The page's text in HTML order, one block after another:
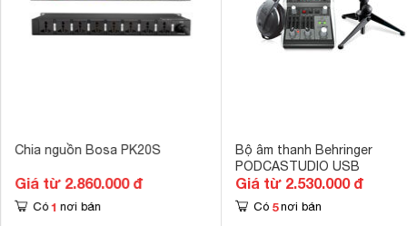
Chia nguồn Bosa PK20S
Giá từ 2.860.000 đ
Có 1 nơi bán
Bộ âm thanh Behringer
PODCASTUDIO USB
Giá từ 2.530.000 đ
Có 5 nơi bán